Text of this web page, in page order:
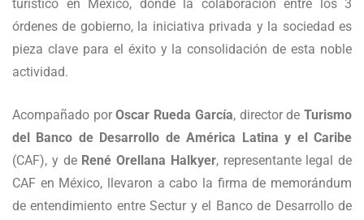
turístico en México, donde la colaboración entre los 3
órdenes de gobierno, la iniciativa privada y la sociedad es
pieza clave para el éxito y la consolidación de esta noble
actividad.
Acompañado porOscar Rueda García, director deTurismo
del Banco de Desarrollo de América Latina y el Caribe
(CAF), y de René Orellana Halkyer, representante legal de
CAF en México, llevaron a cabo la firma de memorándum
de entendimiento entre Sectur y el Banco de Desarrollo de